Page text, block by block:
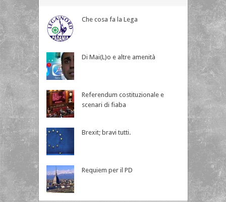
Che cosa fa la Lega
Di Mai(L)o e altre amenità
Referendum costituzionale e
scenari di fiaba
Brexit; bravi tutti.
Requiem per il PD